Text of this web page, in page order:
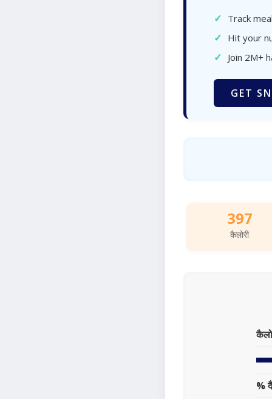
✓ Track
✓ Hit your
✓ Join 2M+
GET
397
कैलोरी
%